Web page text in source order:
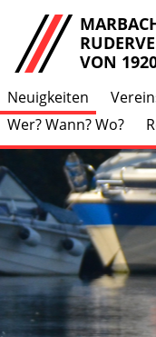
VON
Neuigkeiten
Wer? Wann? Wo?